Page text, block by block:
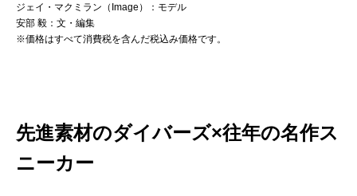
ジェイ・マクミラン（Image）：モデル
安部 毅：文・編集
※価格はすべて消費税を含んだ税込み価格です。
先進素材のダイバーズ×往年の名作ス
ニーカー